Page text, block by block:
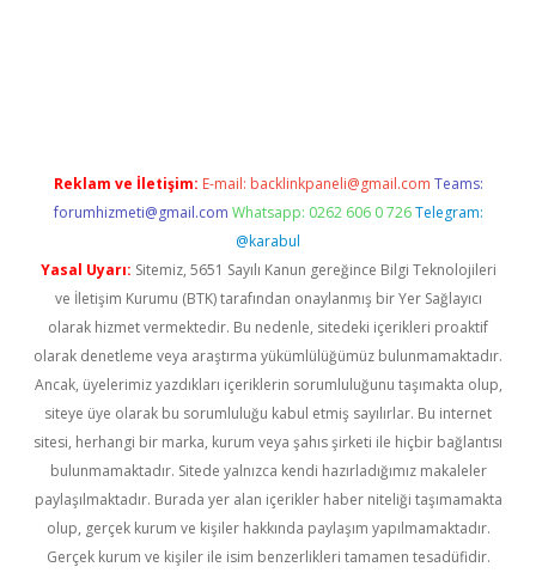
Reklam ve İletişim: E-mail: backlinkpaneli@gmail.com Teams:
forumhizmeti@gmail.com Whatsapp: 0262 606 0 726 Telegram:
@karabul
Yasal Uyarı: Sitemiz, 5651 Sayılı Kanun gereğince Bilgi Teknolojileri
ve İletişim Kurumu (BTK) tarafından onaylanmış bir Yer Sağlayıcı
olarak hizmet vermektedir. Bu nedenle, sitedeki içerikleri proaktif
olarak denetleme veya araştırma yükümlülüğümüz bulunmamaktadır.
Ancak, üyelerimiz yazdıkları içeriklerin sorumluluğunu taşımakta olup,
siteye üye olarak bu sorumluluğu kabul etmiş sayılırlar. Bu internet
sitesi, herhangi bir marka, kurum veya şahıs şirketi ile hiçbir bağlantısı
bulunmamaktadır. Sitede yalnızca kendi hazırladığımız makaleler
paylaşılmaktadır. Burada yer alan içerikler haber niteliği taşımamakta
olup, gerçek kurum ve kişiler hakkında paylaşım yapılmamaktadır.
Gerçek kurum ve kişiler ile isim benzerlikleri tamamen tesadüfidir.